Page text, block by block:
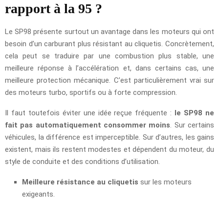
rapport à la 95 ?
Le SP98 présente surtout un avantage dans les moteurs qui ont
besoin d’un carburant plus résistant au cliquetis. Concrètement,
cela peut se traduire par une combustion plus stable, une
meilleure réponse à l’accélération et, dans certains cas, une
meilleure protection mécanique. C’est particulièrement vrai sur
des moteurs turbo, sportifs ou à forte compression.
Il faut toutefois éviter une idée reçue fréquente : le SP98 ne
fait pas automatiquement consommer moins . Sur certains
véhicules, la différence est imperceptible. Sur d’autres, les gains
existent, mais ils restent modestes et dépendent du moteur, du
style de conduite et des conditions d’utilisation.
Meilleure résistance au cliquetis sur les moteurs
exigeants.